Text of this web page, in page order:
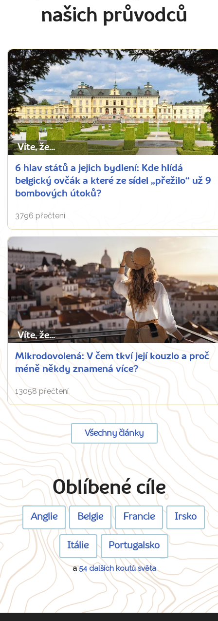
našich průvodců
Víte, že...
6 hlav států a jejich bydlení: Kde hlídá
belgický ovčák a které ze sídel „přežilo“ už 9
bombových útoků?
3796 přečtení
Víte, že...
Mikrodovolená: V čem tkví její kouzlo a proč
méně někdy znamená více?
13058 přečtení
Všechny články
Oblíbené cíle
Anglie Belgie Francie Irsko
Itálie Portugalsko
a54 dalších koutů světa